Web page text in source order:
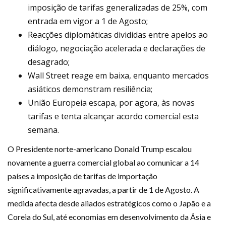
imposição de tarifas generalizadas de 25%, com
entrada em vigor a 1 de Agosto;
Reacções diplomáticas divididas entre apelos ao
diálogo, negociação acelerada e declarações de
desagrado;
Wall Street reage em baixa, enquanto mercados
asiáticos demonstram resiliência;
União Europeia escapa, por agora, às novas
tarifas e tenta alcançar acordo comercial esta
semana.
O Presidente norte-americano Donald Trump escalou
novamente a guerra comercial global ao comunicar a 14
países a imposição de tarifas de importação
significativamente agravadas, a partir de 1 de Agosto. A
medida afecta desde aliados estratégicos como o Japão e a
Coreia do Sul, até economias em desenvolvimento da Ásia e